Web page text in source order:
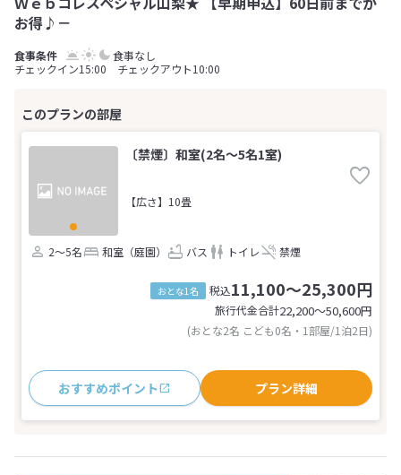
お得♪－
食事なし
チェックイン15:00 チェックアウト10:00
〔禁煙〕和室(2名～5名1室)
【広さ】10畳
2～5名 和室（庭園） バス トイレ 禁煙
おとな1名 税込11,100～25,300円
旅行代金合計22,200〜50,600円
(おとな2名 こども0名・1部屋/1泊2日)
おすすめポイント プラン詳細